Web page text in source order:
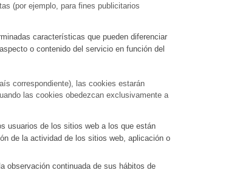
(por ejemplo, para fines publicitarios
características que pueden diferenciar
o contenido del servicio en función del
correspondiente), las cookies estarán
las cookies obedezcan exclusivamente a
usuarios de los sitios web a los que están
de la actividad de los sitios web, aplicación o
observación continuada de sus hábitos de